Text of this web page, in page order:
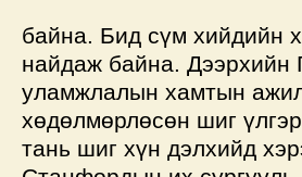
байна. Бид сүм хийдийн
найдаж байна. Дээрхийн
уламжлалын хамтын
хөдөлмөрлөсөн шиг
тань шиг хүн дэлхийд